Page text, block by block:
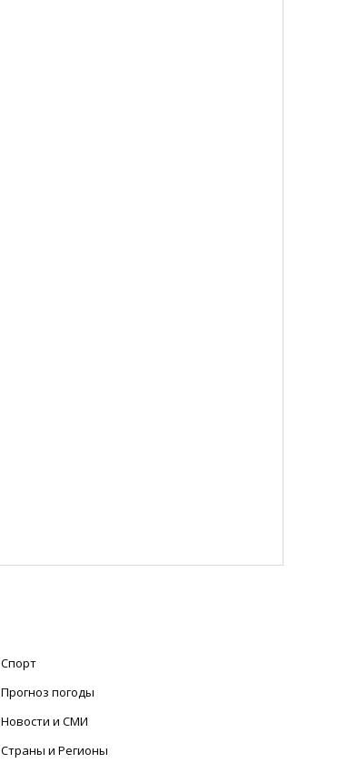
Спорт
Прогноз погоды
Новости и СМИ
Страны и Регионы